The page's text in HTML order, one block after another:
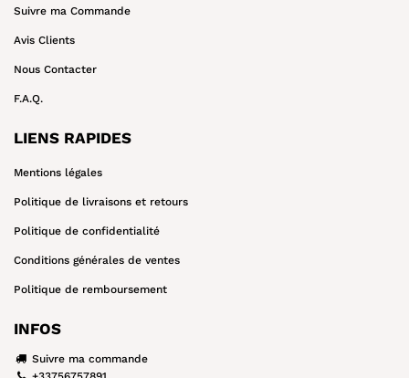
Suivre ma Commande
Avis Clients
Nous Contacter
F.A.Q.
LIENS RAPIDES
Mentions légales
Politique de livraisons et retours
Politique de confidentialité
Conditions générales de ventes
Politique de remboursement
INFOS
Suivre ma commande